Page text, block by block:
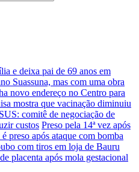
e deixa pai de 69 anos em
Suassuna, mas com uma obra
novo endereço no Centro para
mostra que vacinação diminuiu
SUS: comitê de negociação de
custos Preso pela 14ª vez após
preso após ataque com bomba
com tiros em loja de Bauru
placenta após mola gestacional